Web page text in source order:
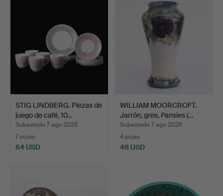
STIG LINDBERG. Piezas de
juego de café, 10…
Subastado 7 ago 2026
7 pujas
64 USD
WILLIAM MOORCROFT.
Jarrón, gres, Pansies (…
Subastado 7 ago 2026
4 pujas
48 USD